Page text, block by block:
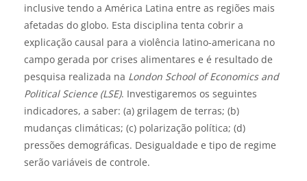
inclusive tendo a América Latina entre as regiões mais
afetadas do globo. Esta disciplina tenta cobrir a
explicação causal para a violência latino-americana no
campo gerada por crises alimentares e é resultado de
pesquisa realizada na London School of Economics and
Political Science (LSE). Investigaremos os seguintes
indicadores, a saber: (a) grilagem de terras; (b)
mudanças climáticas; (c) polarização política; (d)
pressões demográficas. Desigualdade e tipo de regime
serão variáveis de controle.